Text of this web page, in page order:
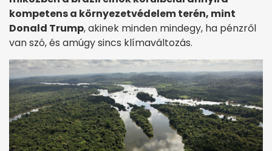
kompetens a környezetvédelem terén, mint
Donald Trump, akinek minden mindegy, ha pénzről
van szó, és amúgy sincs klímaváltozás.